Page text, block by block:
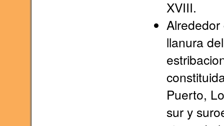
XVIII.
llanura
Puerto,
sur y